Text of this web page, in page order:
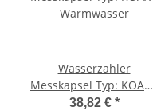
Wasserzähler
Messkapsel Typ: KOAX -
Warmwasser
38,82 € *